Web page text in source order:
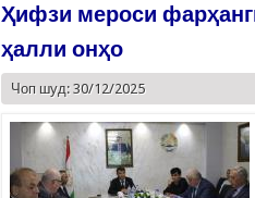
Ҳифзи мероси
ҳалли онҳо
Чоп шуд: 30/12/2025